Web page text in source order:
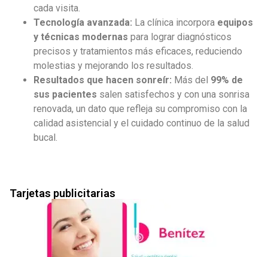
cada visita.
Tecnología avanzada: La clínica incorpora equipos
y técnicas modernas para lograr diagnósticos
precisos y tratamientos más eficaces, reduciendo
molestias y mejorando los resultados.
Resultados que hacen sonreír: Más del 99% de
sus pacientes salen satisfechos y con una sonrisa
renovada, un dato que refleja su compromiso con la
calidad asistencial y el cuidado continuo de la salud
bucal.
Tarjetas publicitarias